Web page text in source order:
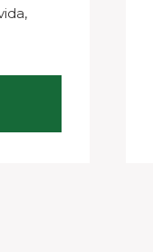
relação